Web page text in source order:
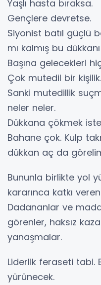
Yaşlı hasta bıraksa.
Gençlere devretse.
Siyonist batıl güçlü
mı kalmış bu
Başına gelecekleri
Çok mutedil bir
Sanki mutedillik
neler neler.
Dükkana çökmek
Bahane çok. Kulp
dükkan aç da
Bununla birlikte yol
kararınca katkı
Dadananlar ve
görenler, haksız
yanaşmalar.
Liderlik feraseti tabi.
yürünecek.